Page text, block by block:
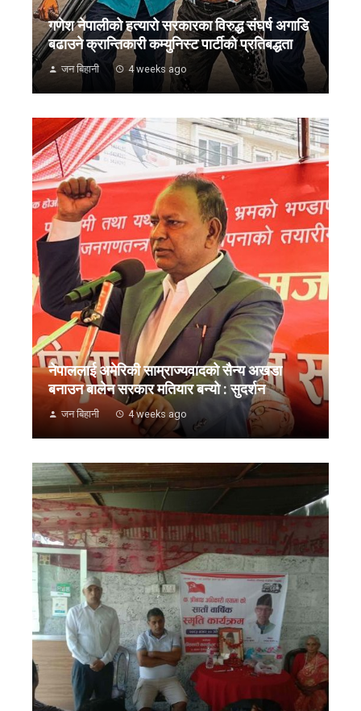
गणेश नेपालीको हत्यारो सरकारका विरुद्ध संघर्ष अगाडि
बढाउने क्रान्तिकारी कम्युनिस्ट पार्टीको प्रतिबद्धता
जन बिहानी 4 weeks ago
नेपाललाई अमेरिकी साम्राज्यवादको सैन्य अखडा
बनाउन बालेन सरकार मतियार बन्यो : सुदर्शन
जन बिहानी 4 weeks ago